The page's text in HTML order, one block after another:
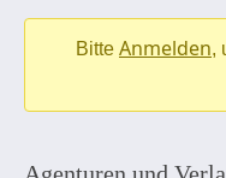
hier:
Bitte Anmelden,